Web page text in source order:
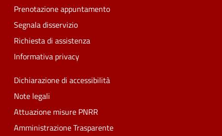
Prenotazione appuntamento
Segnala disservizio
Richiesta di assistenza
Informativa privacy
Dichiarazione di accessibilità
Note legali
Attuazione misure PNRR
Amministrazione Trasparente